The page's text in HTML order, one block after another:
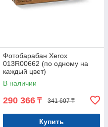
Фотобарабан Xerox
013R00662 (по одному на
каждый цвет)
В наличии
290 366 ₸ 341 607 ₸
Купить